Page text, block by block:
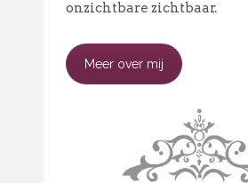
onzichtbare zichtbaar.
Meer over mij